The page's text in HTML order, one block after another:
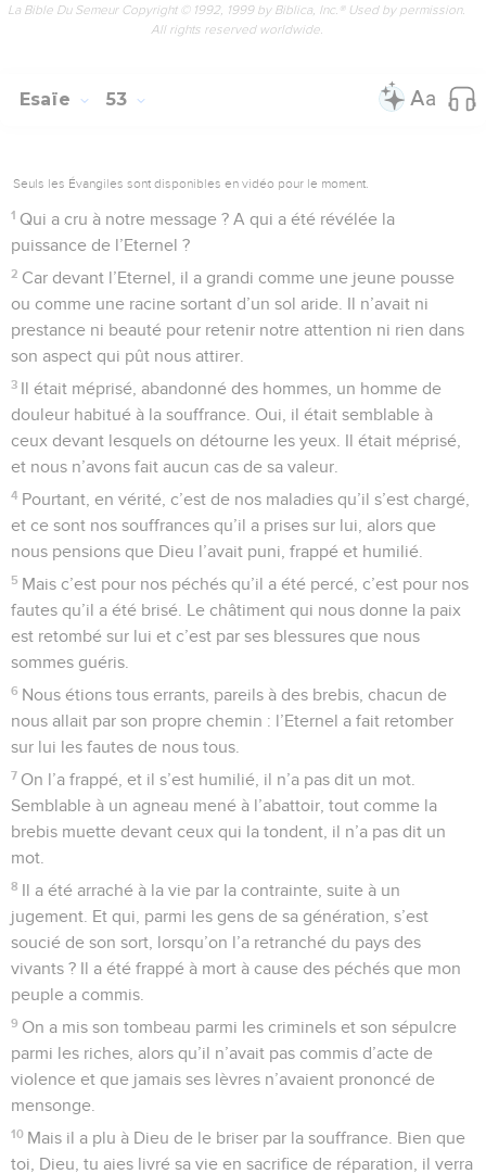
La Bible Du Semeur Copyright © 1992, 1999 by Biblica, Inc.® Used by permission.
All rights reserved worldwide.
Esaïe 53
Seuls les Évangiles sont disponibles en vidéo pour le moment.
1 Qui a cru à notre message ? A qui a été révélée la
puissance de l’Eternel ?
2 Car devant l’Eternel, il a grandi comme une jeune pousse
ou comme une racine sortant d’un sol aride. Il n’avait ni
prestance ni beauté pour retenir notre attention ni rien dans
son aspect qui pût nous attirer.
3 Il était méprisé, abandonné des hommes, un homme de
douleur habitué à la souffrance. Oui, il était semblable à
ceux devant lesquels on détourne les yeux. Il était méprisé,
et nous n’avons fait aucun cas de sa valeur.
4 Pourtant, en vérité, c’est de nos maladies qu’il s’est chargé,
et ce sont nos souffrances qu’il a prises sur lui, alors que
nous pensions que Dieu l’avait puni, frappé et humilié.
5 Mais c’est pour nos péchés qu’il a été percé, c’est pour nos
fautes qu’il a été brisé. Le châtiment qui nous donne la paix
est retombé sur lui et c’est par ses blessures que nous
sommes guéris.
6 Nous étions tous errants, pareils à des brebis, chacun de
nous allait par son propre chemin : l’Eternel a fait retomber
sur lui les fautes de nous tous.
7 On l’a frappé, et il s’est humilié, il n’a pas dit un mot.
Semblable à un agneau mené à l’abattoir, tout comme la
brebis muette devant ceux qui la tondent, il n’a pas dit un
mot.
8 Il a été arraché à la vie par la contrainte, suite à un
jugement. Et qui, parmi les gens de sa génération, s’est
soucié de son sort, lorsqu’on l’a retranché du pays des
vivants ? Il a été frappé à mort à cause des péchés que mon
peuple a commis.
9 On a mis son tombeau parmi les criminels et son sépulcre
parmi les riches, alors qu’il n’avait pas commis d’acte de
violence et que jamais ses lèvres n’avaient prononcé de
mensonge.
10 Mais il a plu à Dieu de le briser par la souffrance. Bien que
toi, Dieu, tu aies livré sa vie en sacrifice de réparation, il verra